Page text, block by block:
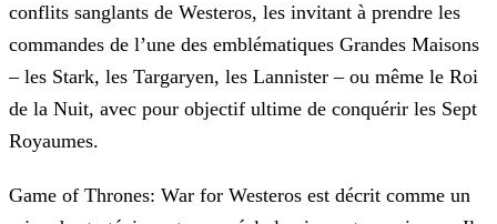
conflits sanglants de Westeros, les invitant à prendre les
commandes de l’une des emblématiques Grandes Maisons
– les Stark, les Targaryen, les Lannister – ou même le Roi
de la Nuit, avec pour objectif ultime de conquérir les Sept
Royaumes.
Game of Thrones: War for Westeros est décrit comme un